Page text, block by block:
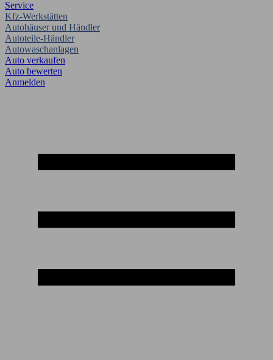
Service
Kfz-Werkstätten
Autohäuser und Händler
Autoteile-Händler
Autowaschanlagen
Auto verkaufen
Auto bewerten
Anmelden